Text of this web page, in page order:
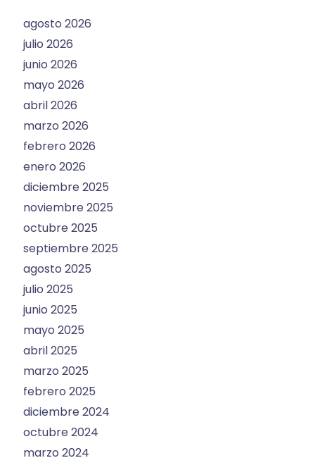
agosto 2026
julio 2026
junio 2026
mayo 2026
abril 2026
marzo 2026
febrero 2026
enero 2026
diciembre 2025
noviembre 2025
octubre 2025
septiembre 2025
agosto 2025
julio 2025
junio 2025
mayo 2025
abril 2025
marzo 2025
febrero 2025
diciembre 2024
octubre 2024
marzo 2024